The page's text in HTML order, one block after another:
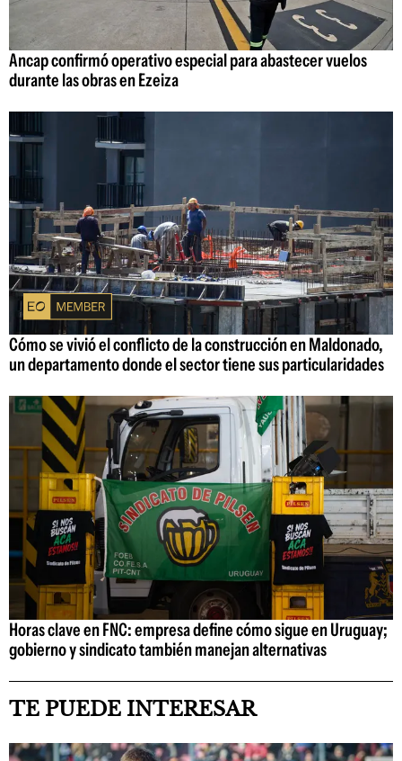
Ancap confirmó operativo especial para abastecer vuelos
durante las obras en Ezeiza
Cómo se vivió el conflicto de la construcción en Maldonado,
un departamento donde el sector tiene sus particularidades
Horas clave en FNC: empresa define cómo sigue en Uruguay;
gobierno y sindicato también manejan alternativas
TE PUEDE INTERESAR